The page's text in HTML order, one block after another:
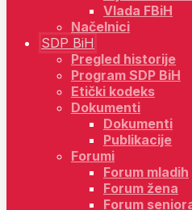
Vlada FBiH
Načelnici
SDP BiH
Pregled historije
Program SDP BiH
Etički kodeks
Dokumenti
Dokumenti
Publikacije
Forumi
Forum mladih
Forum žena
Forum